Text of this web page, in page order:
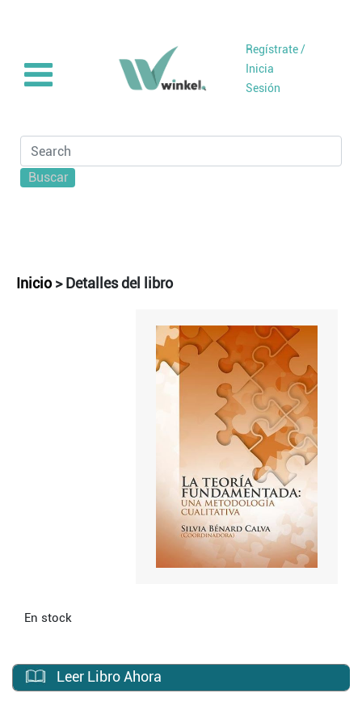
Regístrate /
Inicia
Sesión
Buscar
Inicio >Detalles del libro
En stock
Leer Libro Ahora